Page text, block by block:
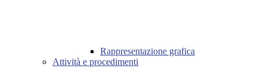
Rappresentazione grafica
Attività e procedimenti